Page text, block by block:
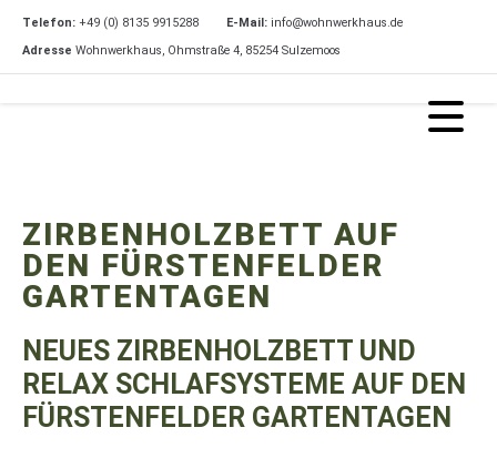
Telefon: +49 (0) 8135 9915288 E-Mail: info@wohnwerkhaus.de
Adresse Wohnwerkhaus, Ohmstraße 4, 85254 Sulzemoos
ZIRBENHOLZBETT AUF
DEN FÜRSTENFELDER
GARTENTAGEN
NEUES ZIRBENHOLZBETT UND
RELAX SCHLAFSYSTEME AUF DEN
FÜRSTENFELDER GARTENTAGEN